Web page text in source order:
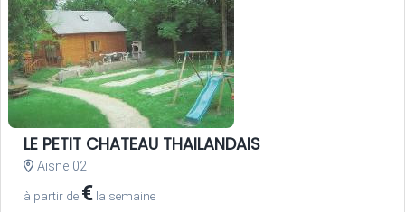
LE PETIT CHATEAU THAILANDAIS
Aisne 02
à partir de € la semaine